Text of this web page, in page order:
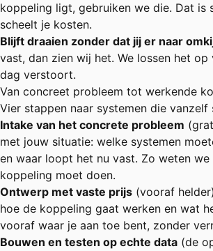
koppeling ligt, gebruiken we die. Dat is
scheelt je kosten.
Blijft draaien zonder dat jij er naar
vast, dan zien wij het. We lossen het
dag verstoort.
Van concreet probleem tot werkende
Vier stappen naar systemen die vanzelf
Intake van het concrete probleem
met jouw situatie: welke systemen
en waar loopt het nu vast. Zo weten
koppeling moet doen.
Ontwerp met vaste prijs (vooraf
hoe de koppeling gaat werken en wat
vooraf waar je aan toe bent, zonder
Bouwen en testen op echte data (de